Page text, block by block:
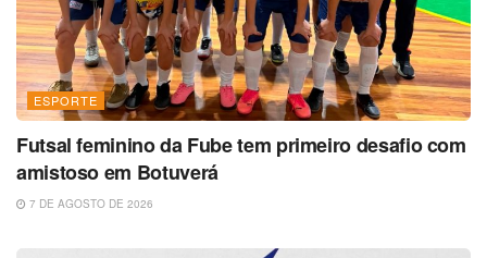
ESPORTE
Futsal feminino da Fube tem primeiro desafio com
amistoso em Botuverá
7 DE AGOSTO DE 2026